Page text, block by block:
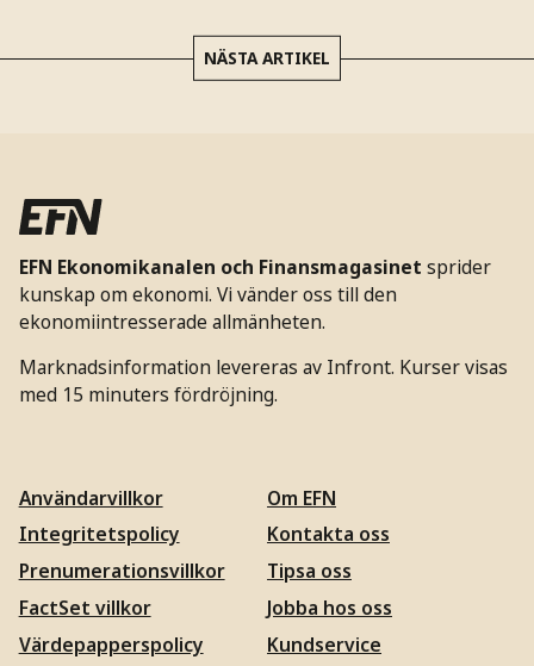
NÄSTA ARTIKEL
EFN Ekonomikanalen och Finansmagasinet sprider
kunskap om ekonomi. Vi vänder oss till den
ekonomiintresserade allmänheten.
Marknadsinformation levereras av Infront. Kurser visas
med 15 minuters fördröjning.
Användarvillkor
Integritetspolicy
Prenumerationsvillkor
FactSet villkor
Värdepapperspolicy
Om EFN
Kontakta oss
Tipsa oss
Jobba hos oss
Kundservice